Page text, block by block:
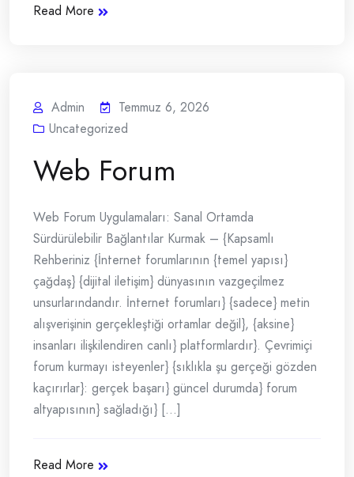
Read More
Admin
Temmuz 6, 2026
Uncategorized
Web Forum
Web Forum Uygulamaları: Sanal Ortamda
Sürdürülebilir Bağlantılar Kurmak – {Kapsamlı
Rehberiniz {İnternet forumlarının {temel yapısı}
çağdaş} {dijital iletişim} dünyasının vazgeçilmez
unsurlarındandır. İnternet forumları} {sadece} metin
alışverişinin gerçekleştiği ortamlar değil}, {aksine}
insanları ilişkilendiren canlı} platformlardır}. Çevrimiçi
forum kurmayı isteyenler} {sıklıkla şu gerçeği gözden
kaçırırlar}: gerçek başarı} güncel durumda} forum
altyapısının} sağladığı} [...]
Read More